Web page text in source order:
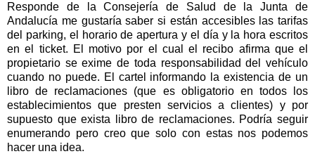
Responde de la Consejería de Salud de la Junta de
Andalucía me gustaría saber si están accesibles las tarifas
del parking, el horario de apertura y el día y la hora escritos
en el ticket. El motivo por el cual el recibo afirma que el
propietario se exime de toda responsabilidad del vehículo
cuando no puede. El cartel informando la existencia de un
libro de reclamaciones (que es obligatorio en todos los
establecimientos que presten servicios a clientes) y por
supuesto que exista libro de reclamaciones. Podría seguir
enumerando pero creo que solo con estas nos podemos
hacer una idea.